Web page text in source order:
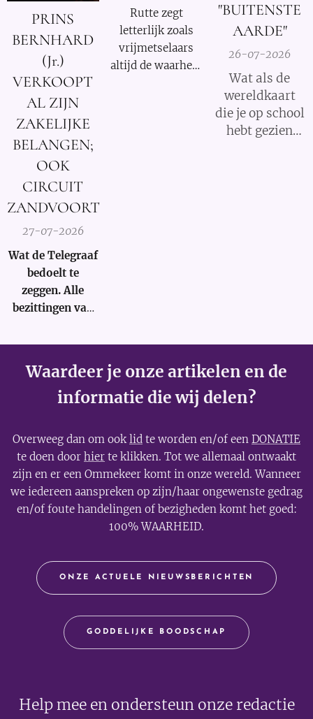
PRINS
BERNHARD
(Jr.)
VERKOOPT
AL ZIJN
ZAKELIJKE
BELANGEN;
OOK
CIRCUIT
ZANDVOORT
27-07-2026
Wat de Telegraaf
bedoelt te
zeggen. Alle
bezittingen van
(Jr.) zijn in
door Donald
Trump op basis
Rutte zegt
letterlijk zoals
vrijmetselaars
altijd de waarheid
"BUITENSTE
AARDE"
26-07-2026
Wat als de
wereldkaart
die je op school
hebt gezien
Waardeer je onze artikelen en de
informatie die wij delen?
Overweeg dan om ooklid te worden en/of een DONATIE
te doen door hier te klikken. Tot we allemaal ontwaakt
zijn en er een Ommekeer komt in onze wereld. Wanneer
we iedereen aanspreken op zijn/haar ongewenste gedrag
en/of foute handelingen of bezigheden komt het goed:
100% WAARHEID.
ONZE ACTUELE NIEUWSBERICHTEN
GODDELIJKE BOODSCHAP
Help mee en ondersteun onze redactie